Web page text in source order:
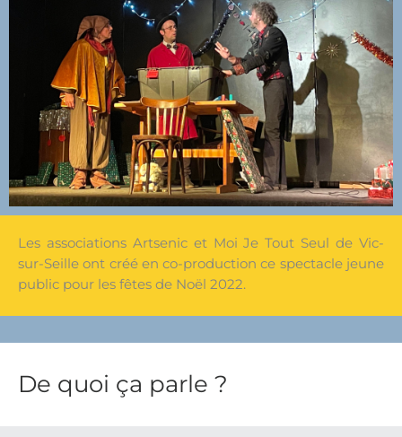
Les associations Artsenic et Moi Je Tout Seul de Vic-
sur-Seille ont créé en co-production ce spectacle jeune
public pour les fêtes de Noël 2022.
De quoi ça parle ?